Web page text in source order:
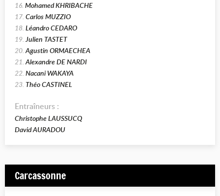
16. Mohamed KHRIBACHE
17. Carlos MUZZIO
18. Léandro CEDARO
19.Julien TASTET
20.Agustin ORMAECHEA
21.Alexandre DE NARDI
22. Nacani WAKAYA
23. Théo CASTINEL
Entraîneurs :
Christophe LAUSSUCQ
David AURADOU
Carcassonne